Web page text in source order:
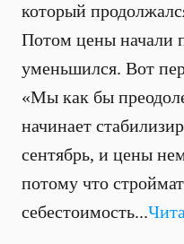
который
Потом цены начали
уменьшился. Вот
«Мы как бы
начинает
сентябрь, и цены
потому что
себестоимость...